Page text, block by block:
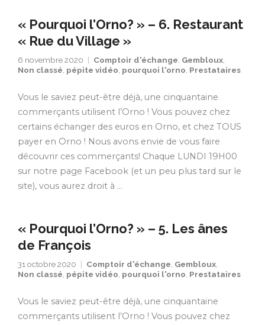
« Pourquoi l’Orno? » – 6. Restaurant
« Rue du Village »
6 novembre 2020 Comptoir d'échange Gembloux
Non classé pépite vidéo pourquoi l'orno Prestataires
Vous le saviez peut-être déjà, une cinquantaine
commerçants utilisent l’Orno ! Vous pouvez chez
certains échanger des euros en Orno, et chez TOUS
payer en Orno ! Nous avons envie de vous faire
découvrir ces commerçants! Chaque LUNDI 19H00
sur notre page Facebook (et un peu plus tard sur le
site), vous aurez droit à …
« Pourquoi l’Orno? » – 5. Les ânes
de François
31 octobre 2020 Comptoir d'échange Gembloux
Non classé pépite vidéo pourquoi l'orno Prestataires
Vous le saviez peut-être déjà, une cinquantaine
commerçants utilisent l’Orno ! Vous pouvez chez